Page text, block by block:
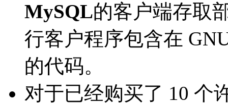
MySQL的客户端存取
行客户程序包含在
的代码。
对于已经购买了 10 个